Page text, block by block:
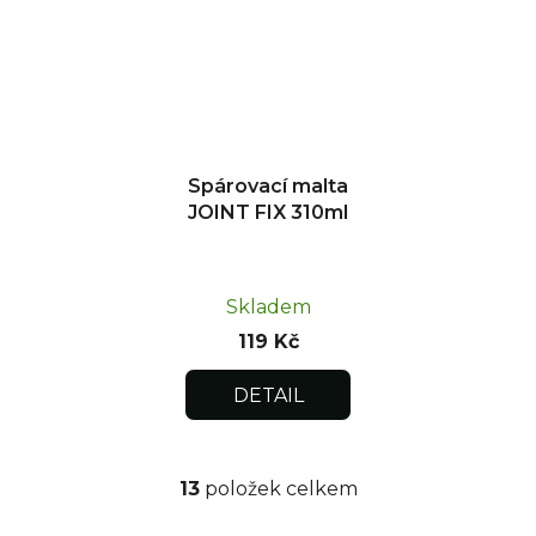
Spárovací malta
JOINT FIX 310ml
Skladem
119 Kč
DETAIL
O
13položek celkem